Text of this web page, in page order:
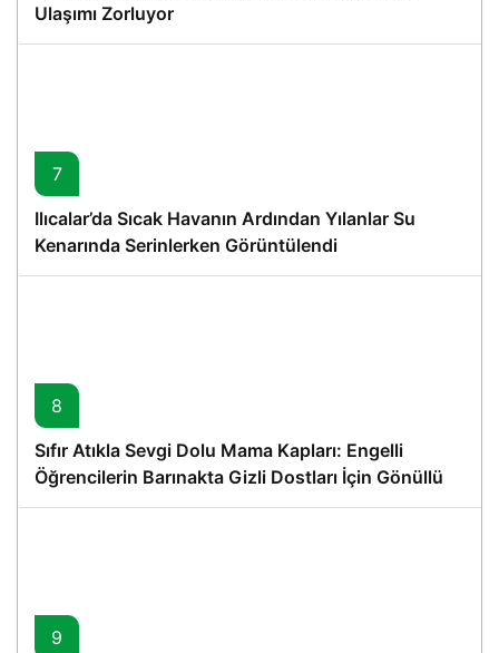
Ulaşımı Zorluyor
7
Ilıcalar’da Sıcak Havanın Ardından Yılanlar Su
Kenarında Serinlerken Görüntülendi
8
Sıfır Atıkla Sevgi Dolu Mama Kapları: Engelli
Öğrencilerin Barınakta Gizli Dostları İçin Gönüllü
Proje
9